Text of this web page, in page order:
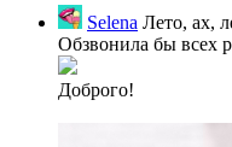
Selena Лето, ах,
Обзвонила бы всех
Доброго!